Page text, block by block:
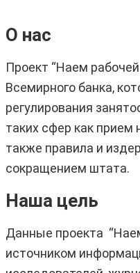
О нас
Проект “Наем
Всемирного банка,
регулирования
таких сфер как прием
также правила и
сокращением штата.
Наша цель
Данные проекта
источником